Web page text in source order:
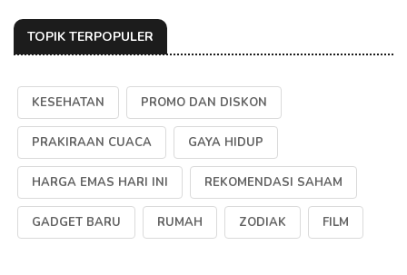
TOPIK TERPOPULER
KESEHATAN PROMO DAN DISKON
PRAKIRAAN CUACA GAYA HIDUP
HARGA EMAS HARI INI REKOMENDASI SAHAM
GADGET BARU RUMAH ZODIAK FILM